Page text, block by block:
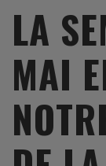
LA
MAI